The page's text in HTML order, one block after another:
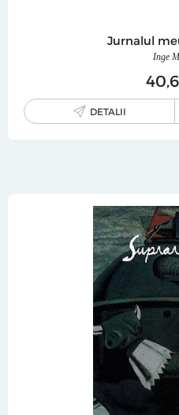
Jurnalul
Inge
40
DETALII